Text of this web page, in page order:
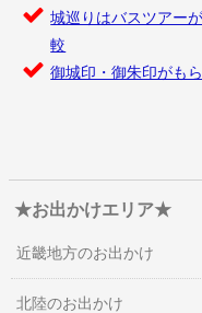
城巡りはバスツアー
較
御城印・御朱印がも
★お出かけエリア★
近畿地方のお出かけ
北陸のお出かけ